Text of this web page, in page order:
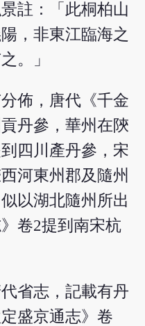
註：「此桐柏山
，非東江臨海之
。」
佈，唐代《千金
丹參，華州在陝
四川產丹參，宋
河東州郡及隨州
以湖北隨州所出
卷2提到南宋杭
省志，記載有丹
盛京通志》卷